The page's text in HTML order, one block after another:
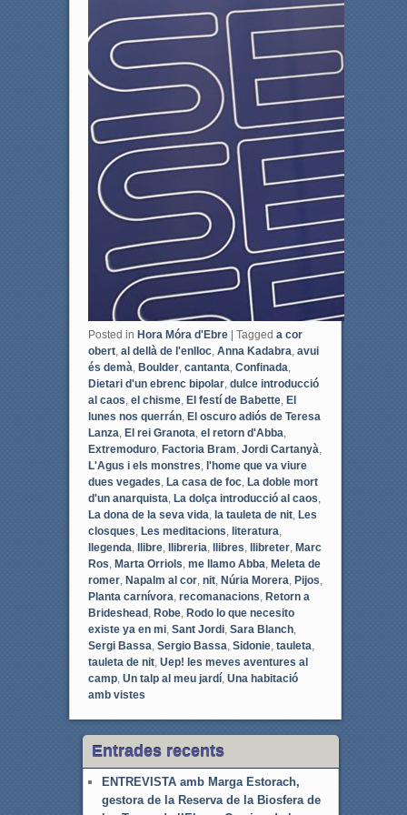
Posted in Hora Móra d'Ebre | Tagged a cor
obert, al dellà de l'enlloc, Anna Kadabra avui
és demà Boulder, cantanta Confinada
Dietari d'un ebrenc bipolar, dulce introducció
al caos el chisme, El festí de Babette, El
lunes nos querrán, El oscuro adiós de Teresa
Lanza El rei Granota el retorn d'Abba
Extremoduro, Factoria Bram Jordi Cartanyà
L'Agus i els monstres l'home que va viure
dues vegades La casa de foc, La doble mort
d'un anarquista La dolça introducció al caos
La dona de la seva vida la tauleta de nit, Les
closques Les meditacions literatura
llegenda llibre, llibreria llibres llibreter, Marc
Ros Marta Orriols me llamo Abba Meleta de
romer, Napalm al cor, nit, Núria Morera Pijos
Planta carnívora recomanacions Retorn a
Brideshead, Robe, Rodo lo que necesito
existe ya en mi, Sant Jordi, Sara Blanch,
Sergi Bassa Sergio Bassa Sidonie, tauleta
tauleta de nit, Uep! les meves aventures al
camp, Un talp al meu jardí, Una habitació
amb vistes
Entrades recents
ENTREVISTA amb Marga Estorach,
gestora de la Reserva de la Biosfera de